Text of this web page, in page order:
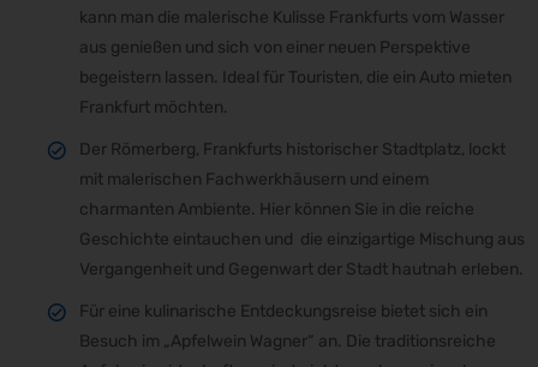
kann man die malerische Kulisse Frankfurts vom Wasser
aus genießen und sich von einer neuen Perspektive
begeistern lassen. Ideal für Touristen, die ein Auto mieten
Frankfurt möchten.
Der Römerberg, Frankfurts historischer Stadtplatz, lockt
mit malerischen Fachwerkhäusern und einem
charmanten Ambiente. Hier können Sie in die reiche
Geschichte eintauchen und die einzigartige Mischung aus
Vergangenheit und Gegenwart der Stadt hautnah erleben.
Für eine kulinarische Entdeckungsreise bietet sich ein
Besuch im „Apfelwein Wagner“ an. Die traditionsreiche